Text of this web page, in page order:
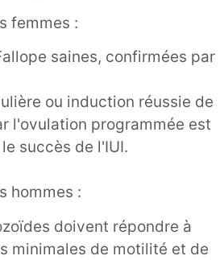
femmes :
saines, confirmées par
ou induction réussie de
l'ovulation programmée est
succès de l'IUI.
hommes :
doivent répondre à
minimales de motilité et de